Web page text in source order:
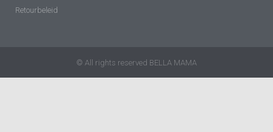
Retourbeleid
© All rights reserved BELLA MAMA